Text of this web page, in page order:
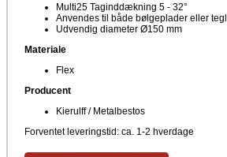
Multi25 Taginddækning 5 - 32°
Anvendes til både bølgeplader eller tegl
Udvendig diameter Ø150 mm
Materiale
Flex
Producent
Kierulff / Metalbestos
Forventet leveringstid: ca. 1-2 hverdage